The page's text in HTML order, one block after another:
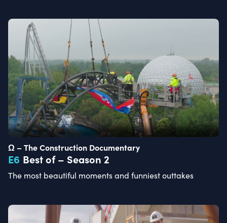
Ω – The Construction Documentary
E6 Best of – Season 2
The most beautiful moments and funniest outtakes